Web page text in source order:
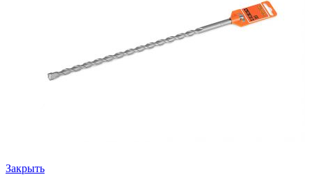
Закрыть